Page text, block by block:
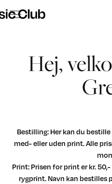
Hej,
Bestilling: Her kan du
med- eller uden print. Alle
Print: Prisen for print er kr.
rygprint. Navn kan bestilles